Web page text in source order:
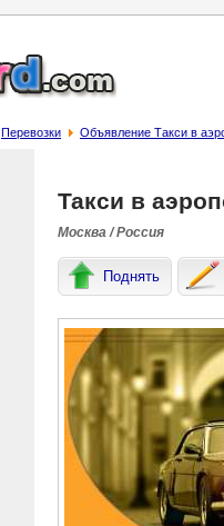
Перевозки Объявление Такси в
Такси в
Москва / Россия
Поднять